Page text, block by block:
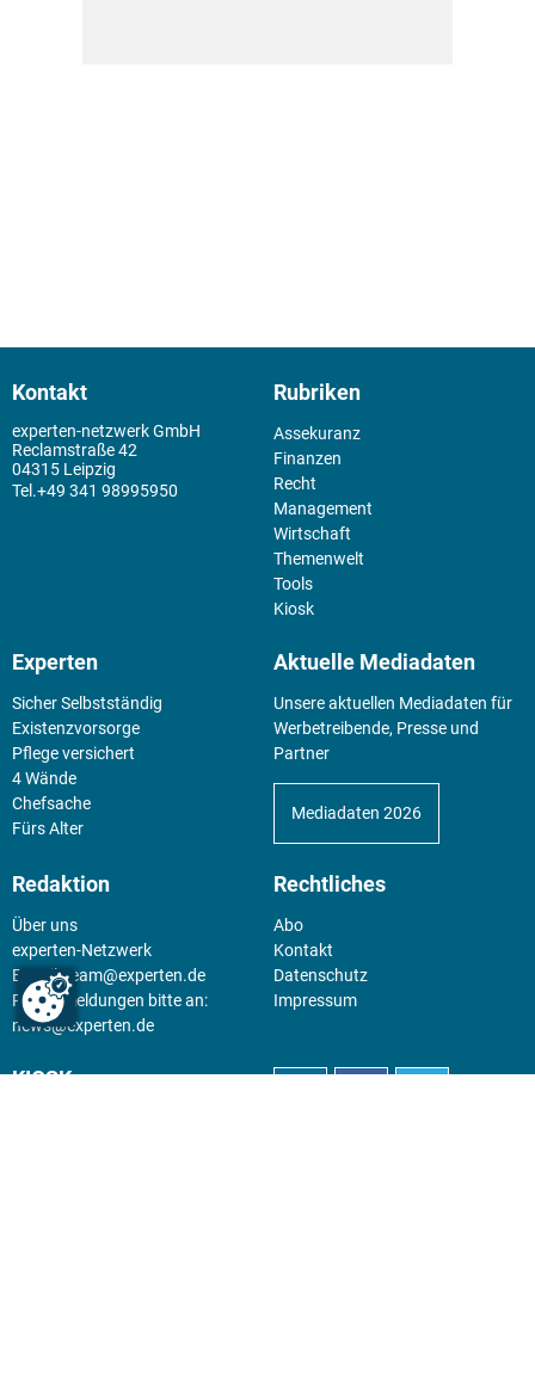
Kontakt
experten-netzwerk GmbH
Reclamstraße 42
04315 Leipzig
+49 341 98995950
Rubriken
Assekuranz
Finanzen
Recht
Management
Wirtschaft
Themenwelt
Tools
Kiosk
Experten
Sicher Selbstständig
Existenz­vorsorge
Pflege versichert
4 Wände
Chefsache
Fürs Alter
Aktuelle Mediadaten
Unsere aktuellen Mediadaten für
Werbetreibende, Presse und
Partner
Mediadaten 2026
Redaktion
Über uns
experten-Netzwerk
E-Mail:team@experten.de
Pressemeldungen bitte an:
news@experten.de
Rechtliches
Abo
Kontakt
Datenschutz
Impressum
KIOSK